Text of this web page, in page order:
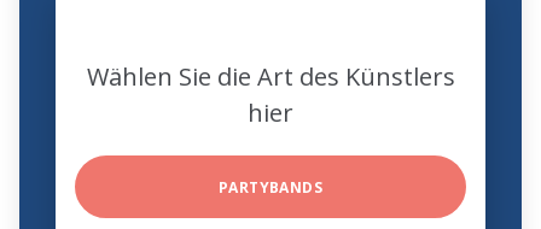
Wählen Sie die Art des Künstlers
hier
PARTYBANDS